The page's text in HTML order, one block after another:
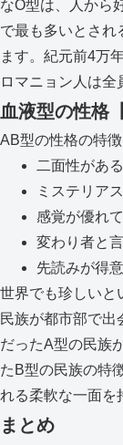
なO型は、人から
で最も多いとされ
ます。紀元前4万
ロマニョン人は全
血液型の性格
AB型の性格の特
二面性がある
ミステリア
感覚が優れ
変わり者と
先読みが得
世界でも珍しいと
民族が都市部で出
だったA型の民族
たB型の民族の特
れる柔軟な一面を
まとめ